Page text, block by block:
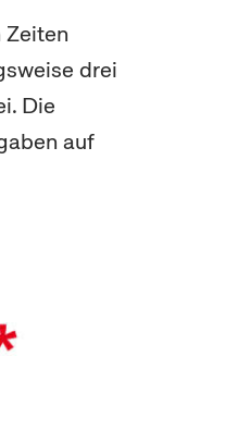
drei
Die
auf